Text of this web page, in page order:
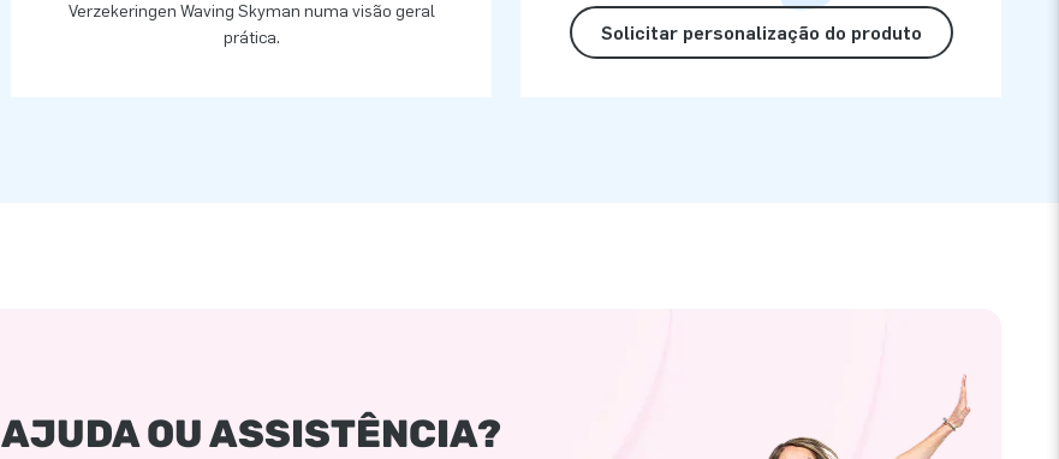
Verzekeringen Waving Skyman numa visão geral
prática.
Solicitar personalização do produto
AJUDA OU ASSISTÊNCIA?